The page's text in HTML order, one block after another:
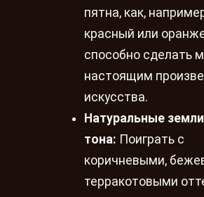
пятна, как,
красный или
способно сделать
настоящим
искусства.
Натуральные
тона: Поиграть с
коричневыми,
терракотовыми